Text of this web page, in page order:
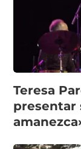
Teresa
presentar